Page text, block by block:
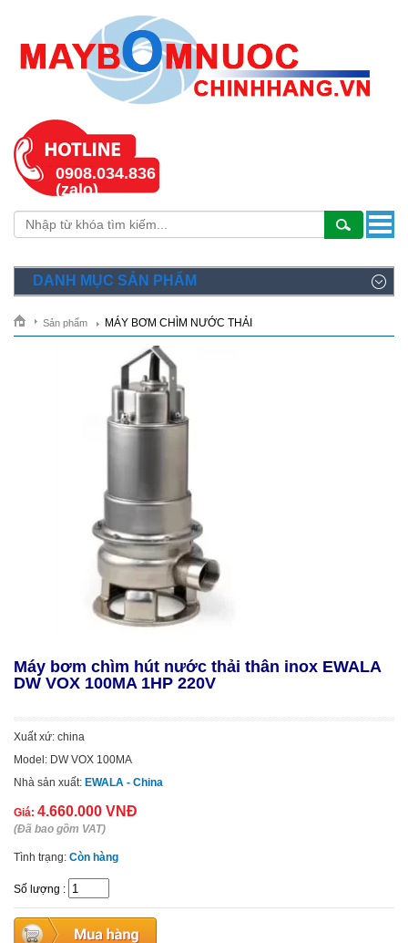
0908.034.836
(zalo)
DANH MỤC SẢN PHẨM
Sản phẩm MÁY BƠM CHÌM NƯỚC THẢI
Máy bơm chìm hút nước thải thân inox EWALA
DW VOX 100MA 1HP 220V
Xuất xứ: china
Model: DW VOX 100MA
Nhà sản xuất: EWALA - China
Giá: 4.660.000 VNĐ
(Đã bao gồm VAT)
Tình trạng: Còn hàng
Số lượng :